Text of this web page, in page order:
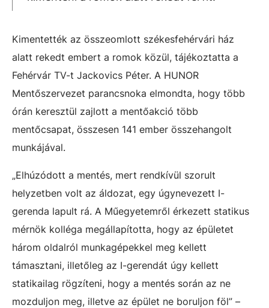
Kimentették az összeomlott székesfehérvári ház
alatt rekedt embert a romok közül, tájékoztatta a
Fehérvár TV-t Jackovics Péter. A HUNOR
Mentőszervezet parancsnoka elmondta, hogy több
órán keresztül zajlott a mentőakció több
mentőcsapat, összesen 141 ember összehangolt
munkájával.
„Elhúzódott a mentés, mert rendkívül szorult
helyzetben volt az áldozat, egy úgynevezett I-
gerenda lapult rá. A Műegyetemről érkezett statikus
mérnök kolléga megállapította, hogy az épületet
három oldalról munkagépekkel meg kellett
támasztani, illetőleg az I-gerendát úgy kellett
statikailag rögzíteni, hogy a mentés során az ne
mozduljon meg, illetve az épület ne boruljon föl” –